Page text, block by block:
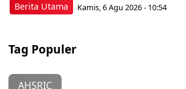
Berita Utama Kamis, 6 Agu 2026 - 10:54
Tag Populer
AHSRIC